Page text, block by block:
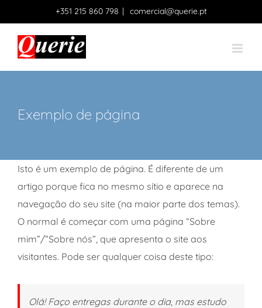
to
content
+351 215 860 798 | comercial@querie.pt
Exemplo de página
Isto é um exemplo de página. É diferente de um
artigo porque fica no mesmo sítio e aparece na
navegação do seu site (na maior parte dos temas).
O normal é começar com uma página “Sobre
mim”/”Sobre nós”, que apresenta o site aos
visitantes. Pode ser qualquer coisa deste tipo:
Olá! Faço entregas durante o dia, mas estudo